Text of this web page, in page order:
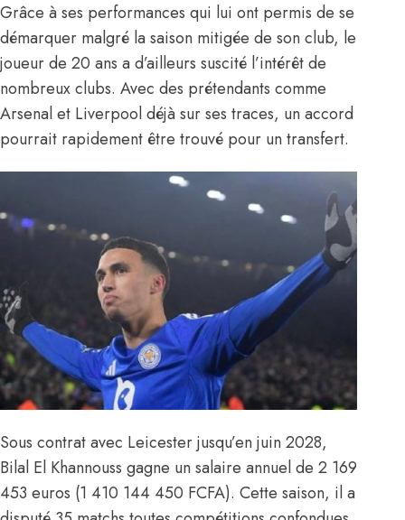
Grâce à ses performances qui lui ont permis de se
démarquer malgré la saison mitigée de son club, le
joueur de 20 ans a d’ailleurs suscité l’intérêt de
nombreux clubs. Avec des prétendants comme
Arsenalet Liverpooldéjà sur ses traces, un accord
pourrait rapidement être trouvé pour un transfert.
Sous contrat avec Leicester jusqu’en juin 2028,
Bilal El Khannouss gagne un salaire annuel de 2 169
453 euros (1 410 144 450 FCFA). Cette saison, il a